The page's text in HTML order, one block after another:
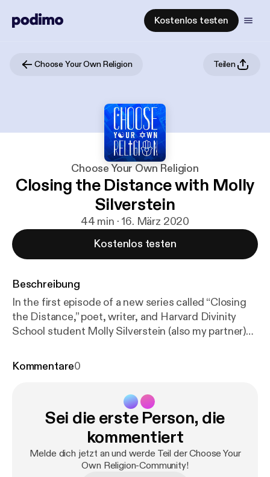
Kostenlos testen
Choose Your Own Religion Teilen
Choose Your Own Religion
Closing the Distance with Molly
Silverstein
44 min · 16. März 2020
Kostenlos testen
Beschreibung
In the first episode of a new series called “Closing
the Distance,” poet, writer, and Harvard Divinity
School student Molly Silverstein (also my partner)
through the darkness in the early days of the
help we can get from art, authenticity, and each
Kommentare0
Sei die erste Person, die
kommentiert
Melde dich jetzt an und werde Teil der Choose Your
Own Religion-Community!